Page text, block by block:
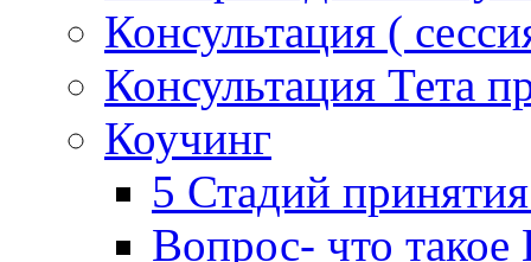
Консультация (
Консультация Тета
Коучинг
5 Стадий
Вопрос- что такое